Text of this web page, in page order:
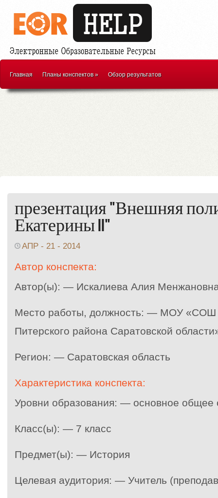
Главная Планы конспектов» Обзор результатов
презентация "Внешняя
Екатерины II"
АПР - 21 - 2014
Автор конспекта:
Автор(ы): — Искалиева Алия
Место работы, должность: — МОУ «СОШ
Питерского района Саратовской
Регион: — Саратовская область
Характеристика конспекта:
Уровни образования: — основное общее
Класс(ы): — 7 класс
Предмет(ы): — История
Целевая аудитория: — Учитель